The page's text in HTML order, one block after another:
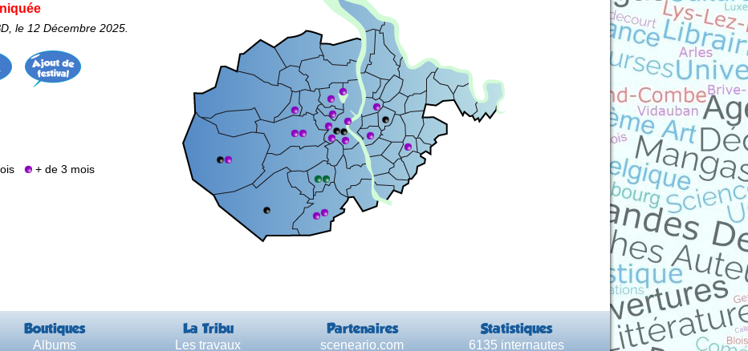
le 12 Décembre 2025.
+ de 3 mois
Boutiques La Tribu Partenaires Statistiques
Albums Les travaux sceneario.com 6135 internautes